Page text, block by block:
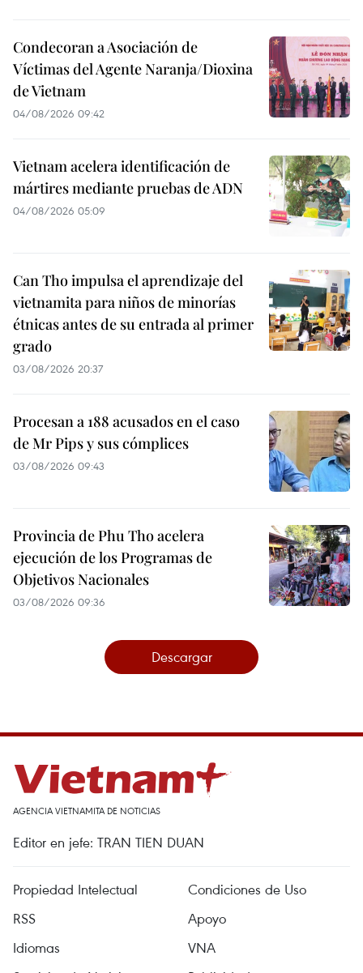
Condecoran a Asociación de
Víctimas del Agente Naranja/Dioxina
de Vietnam
04/08/2026 09:42
Vietnam acelera identificación de
mártires mediante pruebas de ADN
04/08/2026 05:09
Can Tho impulsa el aprendizaje del
vietnamita para niños de minorías
étnicas antes de su entrada al primer
grado
03/08/2026 20:37
Procesan a 188 acusados en el caso
de Mr Pips y sus cómplices
03/08/2026 09:43
Provincia de Phu Tho acelera
ejecución de los Programas de
Objetivos Nacionales
03/08/2026 09:36
Descargar
AGENCIA VIETNAMITA DE NOTICIAS
Editor en jefe: TRAN TIEN DUAN
Propiedad Intelectual
Condiciones de Uso
RSS
Apoyo
Idiomas
VNA